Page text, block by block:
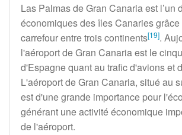
Las Palmas de Gran Canaria est l’un
économiques des îles Canaries
carrefour entre trois continents[19].
l'aéroport de Gran Canaria est le
d'Espagne quant au trafic d'avions et
L'aéroport de Gran Canaria, situé au
est d'une grande importance pour
générant une activité économique
de l'aéroport.